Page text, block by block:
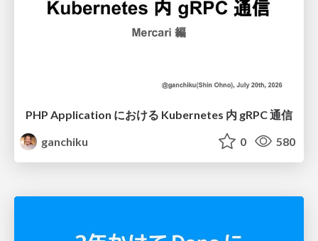
PHP Application における Kubernetes 内 gRPC 通信
ganchiku
0 580